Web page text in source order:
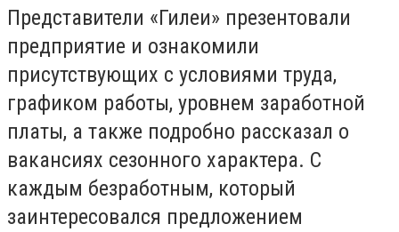
Представители «Гилеи» презентовали
предприятие и ознакомили
присутствующих с условиями труда,
графиком работы, уровнем заработной
платы, а также подробно рассказал о
вакансиях сезонного характера. С
каждым безработным, который
заинтересовался предложением